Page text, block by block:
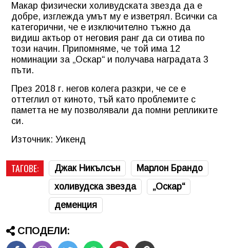
Макар физически холивудската звезда да е
добре, изглежда умът му е изветрял. Всички са
категорични, че е изключително тъжно да
видиш актьор от неговия ранг да си отива по
този начин. Припомняме, че той има 12
номинации за „Оскар“ и получава наградата 3
пъти.
През 2018 г. негов колега разкри, че се е
оттеглил от киното, тъй като проблемите с
паметта не му позволявали да помни репликите
си.
Източник: Уикенд
ТАГОВЕ: Джак Никълсън
Марлон Брандо
холивудска звезда
„Оскар“
деменция
СПОДЕЛИ: